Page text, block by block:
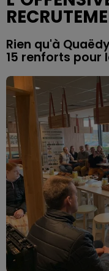
Rien qu'à
15 renforts pour